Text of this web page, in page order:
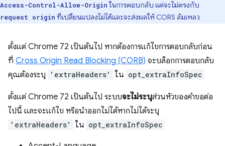
Access-Control-Allow-Origin ในการตอบกลับ แต่จะไม่ตรงกับ
request origin ที่เปลี่ยนแปลงไม่ได้และจะส่งผลให้ CORS ล้มเหลว
ตั้งแต่ Chrome 72 เป็นต้นไป หากต้องการแก้ไขการตอบกลับก่อน
ที่ Cross Origin Read Blocking (CORB) จะบล็อกการตอบกลับ
คุณต้องระบุ
'extraHeaders' ใน opt_extraInfoSpec
ตั้งแต่ Chrome 72 เป็นต้นไป ระบบจะไม่ระบุส่วนหัวของคำขอต่อ
ไปนี้ และจะแก้ไข หรือนำออกไม่ได้หากไม่ได้ระบุ
'extraHeaders' ใน opt_extraInfoSpec